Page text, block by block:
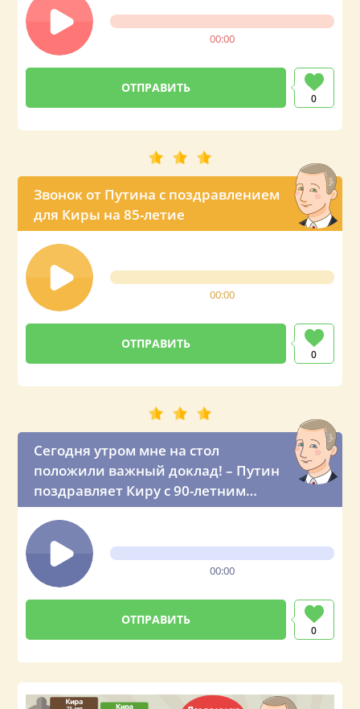
00:00
0
Звонок от Путина с поздравлением
для Киры на 85-летие
00:00
0
Сегодня утром мне на стол
положили важный доклад! – Путин
поздравляет Киру с 90-летним
юбилеем
00:00
0